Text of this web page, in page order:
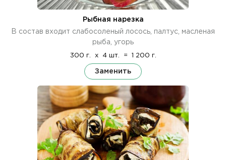
Рыбная нарезка
В состав входит слабосоленый лосось, палтус, масленая
рыба, угорь
300 г. x 4 шт. = 1 200 г.
Заменить